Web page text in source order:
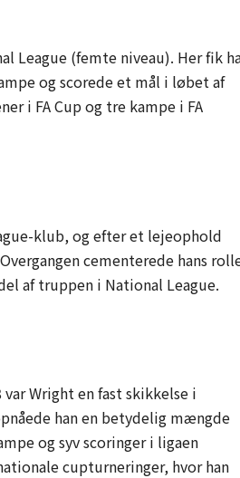
League (femte niveau). Her fik
og scorede et mål i løbet af
i FA Cup og tre kampe i FA
klub, og efter et lejeophold
cementerede hans
af truppen i National League.
Wright en fast skikkelse i
han en betydelig mængde
og syv scoringer i ligaen
cupturneringer, hvor han